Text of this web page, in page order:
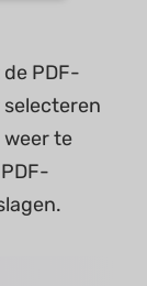
PDF-
weer te